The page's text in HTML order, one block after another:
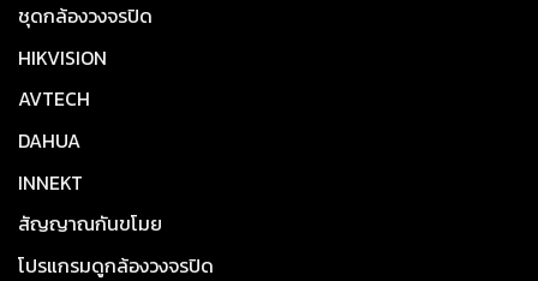
ชุดกล้องวงจรปิด
HIKVISION
AVTECH
DAHUA
INNEKT
สัญญาณกันขโมย
โปรแกรมดูกล้องวงจรปิด